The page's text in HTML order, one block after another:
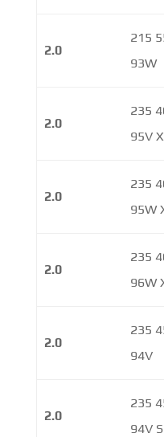
2.0
215
93W
2.0
235
95V
2.0
235
95W
2.0
235
96W
2.0
235
94V
2.0
235
94V